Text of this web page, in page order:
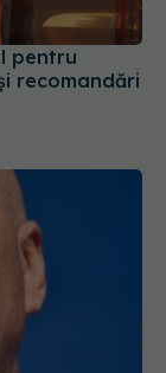
pentru
recomandări